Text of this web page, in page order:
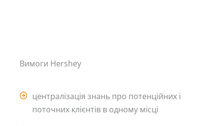
Вимоги Hershey
централізація знань про потенційних і
поточних клієнтів в одному місці